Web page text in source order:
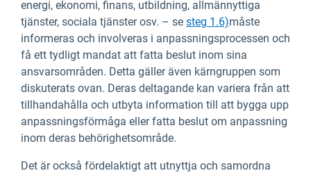
energi, ekonomi, finans, utbildning, allmännyttiga
tjänster, sociala tjänster osv. – se steg 1.6)måste
informeras och involveras i anpassningsprocessen och
få ett tydligt mandat att fatta beslut inom sina
ansvarsområden. Detta gäller även kärngruppen som
diskuterats ovan. Deras deltagande kan variera från att
tillhandahålla och utbyta information till att bygga upp
anpassningsförmåga eller fatta beslut om anpassning
inom deras behörighetsområde.
Det är också fördelaktigt att utnyttja och samordna